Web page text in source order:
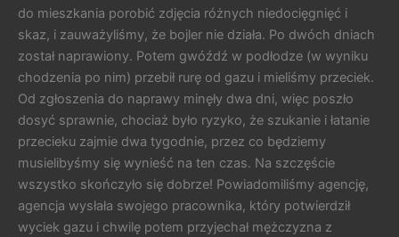
do mieszkania porobić zdjęcia różnych niedocięgnięć i
skaz, i zauważyliśmy, że bojler nie działa. Po dwóch dniach
został naprawiony. Potem gwóźdź w podłodze (w wyniku
chodzenia po nim) przebił rurę od gazu i mieliśmy przeciek.
Od zgłoszenia do naprawy minęły dwa dni, więc poszło
dosyć sprawnie, chociaż było ryzyko, że szukanie i łatanie
przecieku zajmie dwa tygodnie, przez co będziemy
musielibyśmy się wynieść na ten czas. Na szczęście
wszystko skończyło się dobrze! Powiadomiliśmy agencję,
agencja wysłała swojego pracownika, który potwierdził
wyciek gazu i chwilę potem przyjechał mężczyzna z